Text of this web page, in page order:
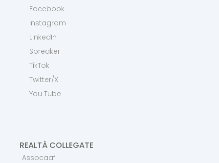
Facebook
Instagram
LinkedIn
Spreaker
TikTok
Twitter/X
You Tube
REALTÀ COLLEGATE
Assocaaf